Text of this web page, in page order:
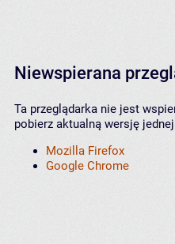
Niewspierana
Ta przeglądarka nie jest
pobierz aktualną wersję
Mozilla Firefox
Google Chrome